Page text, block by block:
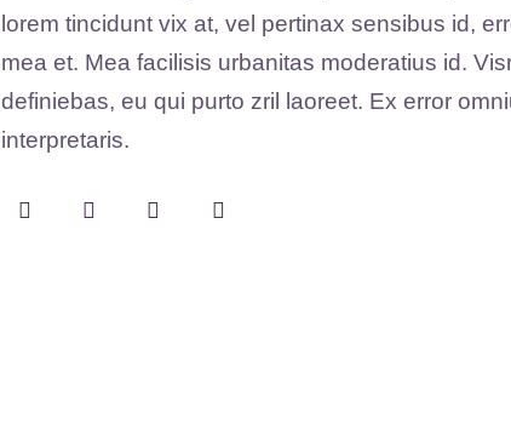
lorem tincidunt vix at, vel pertinax sensibus id,
mea et. Mea facilisis urbanitas moderatius id.
definiebas, eu qui purto zril laoreet. Ex error
interpretaris.